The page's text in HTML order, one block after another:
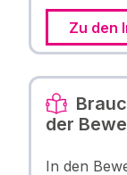
Zu den
der
In den